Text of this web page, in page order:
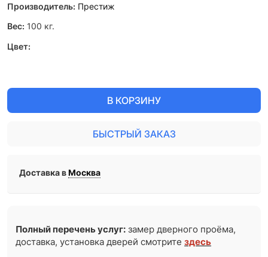
Производитель: Престиж
Вес: 100 кг.
Цвет:
В КОРЗИНУ
БЫСТРЫЙ ЗАКАЗ
Доставка вМосква
Полный перечень услуг: замер дверного проёма,
доставка, установка дверей смотритездесь